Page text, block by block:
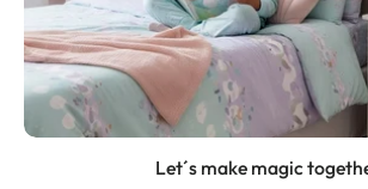
Let´s make magic